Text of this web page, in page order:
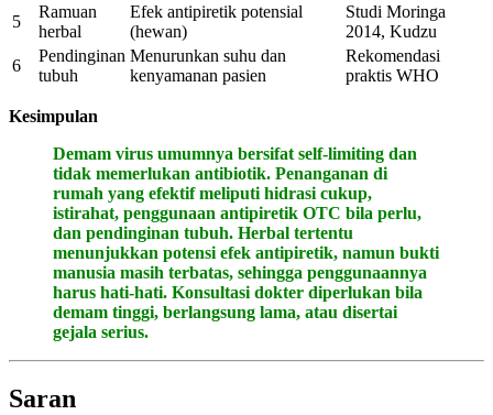
5
Ramuan
herbal
Efek antipiretik potensial
(hewan)
Studi Moringa
2014, Kudzu
6
Pendinginan
tubuh
Menurunkan suhu dan
kenyamanan pasien
Rekomendasi
praktis WHO
Kesimpulan
Demam virus umumnya bersifat self-limiting dan
tidak memerlukan antibiotik. Penanganan di
rumah yang efektif meliputi hidrasi cukup,
istirahat, penggunaan antipiretik OTC bila perlu,
dan pendinginan tubuh. Herbal tertentu
menunjukkan potensi efek antipiretik, namun bukti
manusia masih terbatas, sehingga penggunaannya
harus hati-hati. Konsultasi dokter diperlukan bila
demam tinggi, berlangsung lama, atau disertai
gejala serius.
Saran